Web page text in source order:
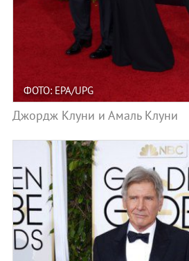
ФОТО: EPA/UPG
Джордж Клуни и Амаль Клуни